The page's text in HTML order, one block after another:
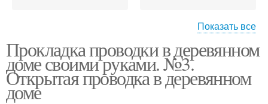
Внутренняя проводка Красивая проводка
Показать все
Прокладка проводки в деревянном
доме своими руками. №3.
Открытая проводка в деревянном
доме